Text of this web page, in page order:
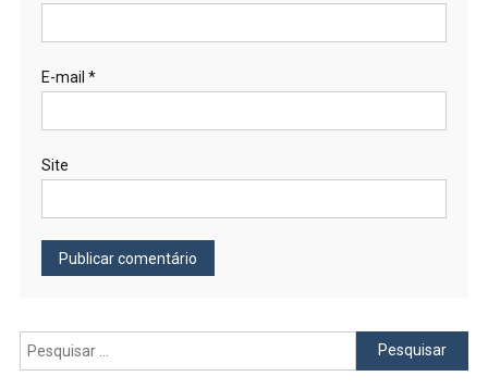
E-mail *
Site
Pesquisar
por: